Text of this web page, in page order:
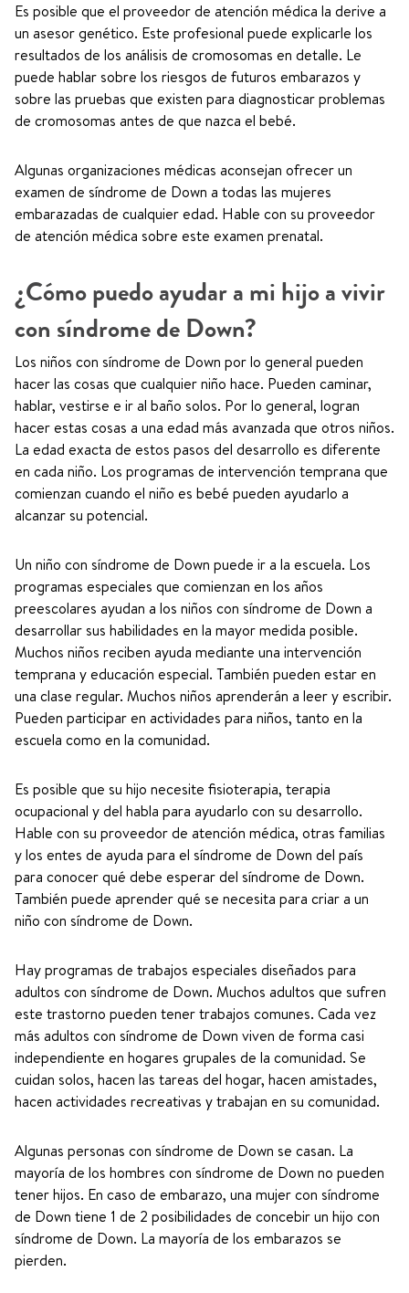
Es posible que el proveedor de atención médica la derive a
un asesor genético. Este profesional puede explicarle los
resultados de los análisis de cromosomas en detalle. Le
puede hablar sobre los riesgos de futuros embarazos y
sobre las pruebas que existen para diagnosticar problemas
de cromosomas antes de que nazca el bebé.
Algunas organizaciones médicas aconsejan ofrecer un
examen de síndrome de Down a todas las mujeres
embarazadas de cualquier edad. Hable con su proveedor
de atención médica sobre este examen prenatal.
¿Cómo puedo ayudar a mi hijo a vivir
con síndrome de Down?
Los niños con síndrome de Down por lo general pueden
hacer las cosas que cualquier niño hace. Pueden caminar,
hablar, vestirse e ir al baño solos. Por lo general, logran
hacer estas cosas a una edad más avanzada que otros niños.
La edad exacta de estos pasos del desarrollo es diferente
en cada niño. Los programas de intervención temprana que
comienzan cuando el niño es bebé pueden ayudarlo a
alcanzar su potencial.
Un niño con síndrome de Down puede ir a la escuela. Los
programas especiales que comienzan en los años
preescolares ayudan a los niños con síndrome de Down a
desarrollar sus habilidades en la mayor medida posible.
Muchos niños reciben ayuda mediante una intervención
temprana y educación especial. También pueden estar en
una clase regular. Muchos niños aprenderán a leer y escribir.
Pueden participar en actividades para niños, tanto en la
escuela como en la comunidad.
Es posible que su hijo necesite fisioterapia, terapia
ocupacional y del habla para ayudarlo con su desarrollo.
Hable con su proveedor de atención médica, otras familias
y los entes de ayuda para el síndrome de Down del país
para conocer qué debe esperar del síndrome de Down.
También puede aprender qué se necesita para criar a un
niño con síndrome de Down.
Hay programas de trabajos especiales diseñados para
adultos con síndrome de Down. Muchos adultos que sufren
este trastorno pueden tener trabajos comunes. Cada vez
más adultos con síndrome de Down viven de forma casi
independiente en hogares grupales de la comunidad. Se
cuidan solos, hacen las tareas del hogar, hacen amistades,
hacen actividades recreativas y trabajan en su comunidad.
Algunas personas con síndrome de Down se casan. La
mayoría de los hombres con síndrome de Down no pueden
tener hijos. En caso de embarazo, una mujer con síndrome
de Down tiene 1 de 2 posibilidades de concebir un hijo con
síndrome de Down. La mayoría de los embarazos se
pierden.